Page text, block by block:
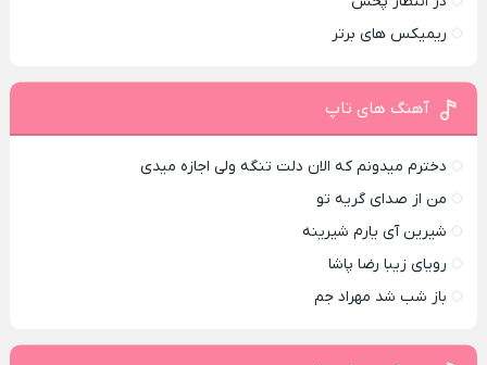
ریمیکس های برتر
آهنگ های تاپ
دخترم میدونم که الان دلت تنگه ولی اجازه میدی
من از صدای گريه تو
شیرین آی یارم شیرینه
رویای زیبا رضا پاشا
باز شب شد مهراد جم